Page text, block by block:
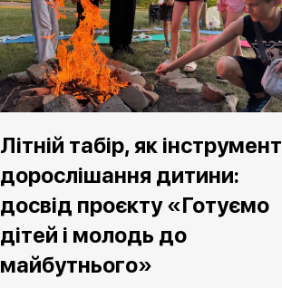
Літній табір, як інструмент
дорослішання дитини:
досвід проєкту «Готуємо
дітей і молодь до
майбутнього»